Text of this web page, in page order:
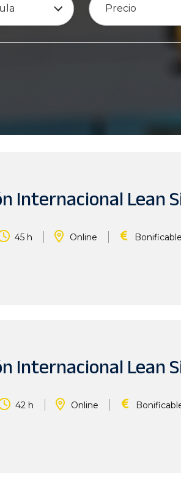
Precio
Internacional Lean
45 h | Online | Bonificable
Internacional Lean
42 h | Online |